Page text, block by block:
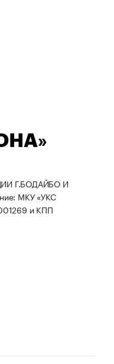
Г.БОДАЙБО И
МКУ «УКС
и КПП